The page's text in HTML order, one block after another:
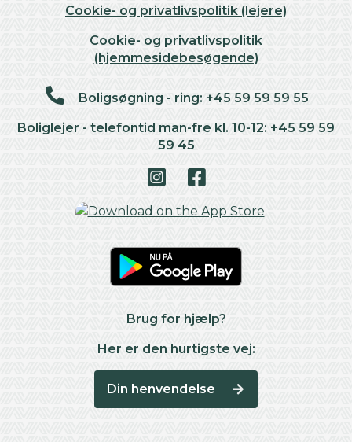
Cookie- og privatlivspolitik (lejere)
Cookie- og privatlivspolitik
(hjemmesidebesøgende)
Boligsøgning - ring: +45 59 59 59 55
Boliglejer - telefontid man-fre kl. 10-12: +45 59 59
59 45
Brug for hjælp?
Her er den hurtigste vej:
Din henvendelse